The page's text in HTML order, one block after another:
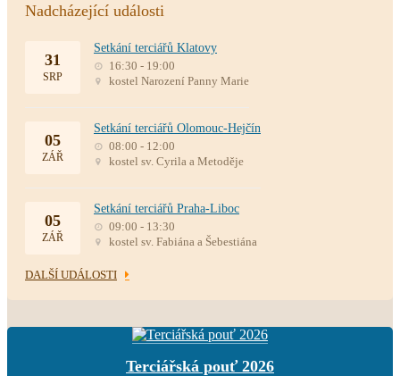
Nadcházející události
31
SRP
Setkání terciářů Klatovy
16:30 - 19:00
kostel Narození Panny Marie
05
ZÁŘ
Setkání terciářů Olomouc-Hejčín
08:00 - 12:00
kostel sv. Cyrila a Metoděje
05
ZÁŘ
Setkání terciářů Praha-Liboc
09:00 - 13:30
kostel sv. Fabiána a Šebestiána
DALŠÍ UDÁLOSTI
Terciářská pouť 2026